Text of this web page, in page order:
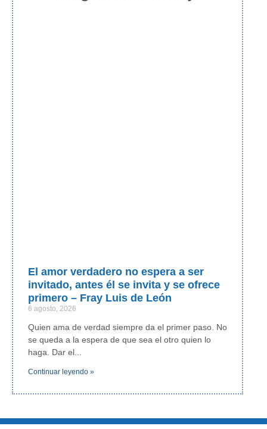
El amor verdadero no espera a ser
invitado, antes él se invita y se ofrece
primero – Fray Luis de León
6 agosto, 2026
Quien ama de verdad siempre da el primer paso. No
se queda a la espera de que sea el otro quien lo
haga. Dar el
Continuar leyendo »